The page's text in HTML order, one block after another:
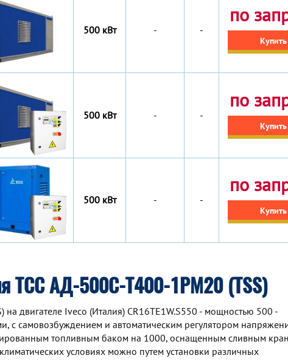
500 кВт - -
по
Купить
500 кВт - -
по
Купить
500 кВт - -
по
Купить
ТСС АД-500С-Т400-1РМ20 (TSS)
двигателе Iveco (Италия) CR16TE1W.S550 - мощностью 500 -
самовозбуждением и автоматическим регулятором
топливным баком на 1000, оснащенным сливным
условиях можно путем установки различных